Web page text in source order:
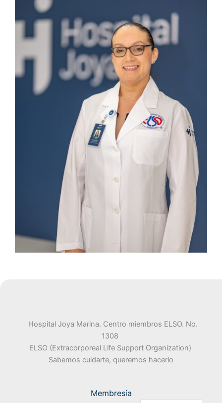
Hospital Joya Marina. Centro miembros ELSO. No.
1308
ELSO (Extracorporeal Life Support Organization)
Sabemos cuidarte, queremos hacerlo
Membresía